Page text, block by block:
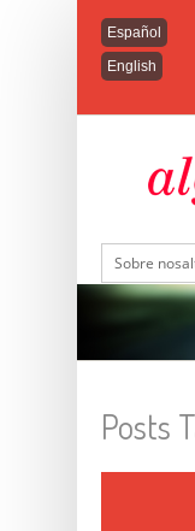
Español
English
Posts